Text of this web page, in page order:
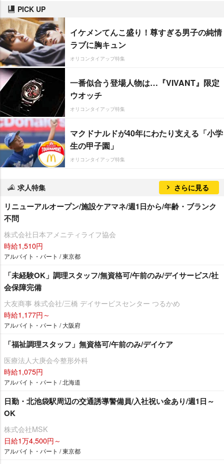
PICK UP
イケメンてんこ盛り！尊すぎる男子の純情
ラブに胸キュン
オリコンタイアップ特集
一番似合う登場人物は…『VIVANT』限定
ウオッチ
オリコンタイアップ特集
マクドナルドが40年にわたり支える「小学
生の甲子園」
オリコンタイアップ特集
求人特集 さらに見る
リニューアルオープン/施設ケアマネ/週1日から/年齢・ブランク
不問
株式会社日本アメニティライフ協会
時給1,510円
アルバイト・パート / 東京都
「未経験OK」調理スタッフ/無資格可/午前のみ/デイサービス/社
会保障完備
大友商事 株式会社/三橋 デイサービスセンター つるかめ
時給1,177円～
アルバイト・パート / 大阪府
「福祉調理スタッフ」無資格可/午前のみ/デイケア
医療法人大庚会今整形外科
時給1,075円
アルバイト・パート / 北海道
日勤・北池袋駅周辺の交通誘導警備員/入社祝い金あり/週1日～
OK
株式会社MSK
日給1万4,500円～
アルバイト・パート / 東京都